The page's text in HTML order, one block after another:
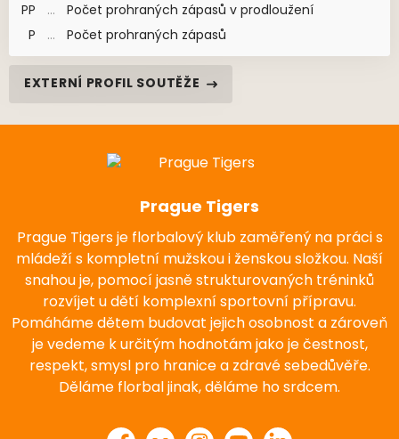
PP
...
Počet prohraných zápasů v prodloužení
P
... Počet prohraných zápasů
EXTERNÍ PROFIL SOUTĚŽE
Prague Tigers
Prague Tigers je florbalový klub zaměřený na práci s
mládeží s kompletní mužskou i ženskou složkou. Naší
snahou je, pomocí jasně strukturovaných tréninků
rozvíjet u dětí komplexní sportovní přípravu.
Pomáháme dětem budovat jejich osobnost a zároveň
je vedeme k určitým hodnotám jako je čestnost,
respekt, smysl pro hranice a zdravé sebedůvěře.
Děláme florbal jinak, děláme ho srdcem.